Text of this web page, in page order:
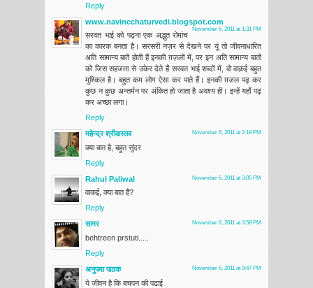
Reply
www.navincchaturvedi.blogspot.com
November 6, 2011 at 1:31 PM
सरवत भाई को पढ़ना एक अद्भुत रोमांच
का कारक बनता है। सरसरी नज़र से देखने पर यूं तो जीवनाधारित
अति सामान्य बातें होती हैं इनकी ग़ज़लों में, पर इन अति सामान्य बातों
को जिस सहजता से उकेर देते हैं सरवत भाई शब्दों में, वो वाक़ई बहुत
मुश्किल है। बहुत कम लोग ऐसा कर पाते हैं। इनकी ग़ज़ल पढ़ कर
कुछ न कुछ अन्तर्मन पर अंकित हो जाता है अवश्य ही। इन्हें यहाँ पढ़
कर अच्छा लगा।
Reply
महेन्द्र श्रीवास्तव
November 6, 2011 at 2:18 PM
क्या बात है, बहुत सुंदर
Reply
Rahul Paliwal
November 6, 2011 at 3:05 PM
वाकई, क्या बात हैं?
Reply
सागर
November 6, 2011 at 3:58 PM
behtreen prstuti.....
Reply
अनुपमा पाठक
November 6, 2011 at 9:47 PM
ये जीवन है कि बचपन की पढाई